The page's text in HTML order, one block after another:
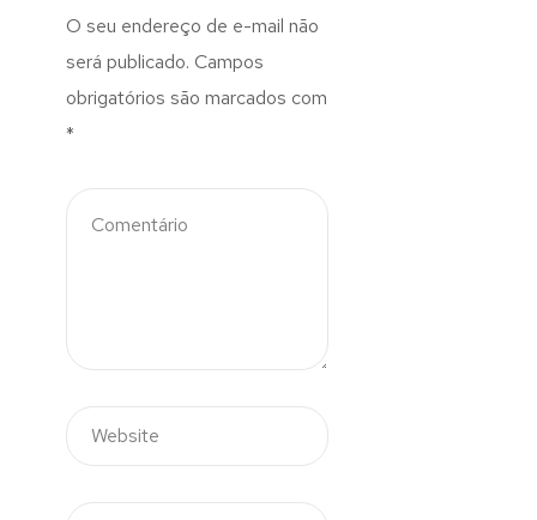
O seu endereço de e-mail não
será publicado. Campos
obrigatórios são marcados com
*